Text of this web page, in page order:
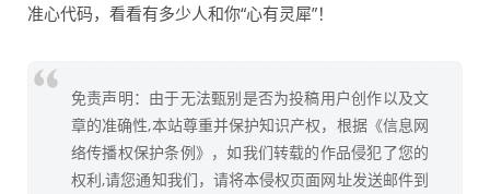
准心代码，看看有多少人和你“心有灵犀”！
免责声明：由于无法甄别是否为投稿用户创作以及文
章的准确性,本站尊重并保护知识产权，根据《信息网
络传播权保护条例》，如我们转载的作品侵犯了您的
权利,请您通知我们，请将本侵权页面网址发送邮件到